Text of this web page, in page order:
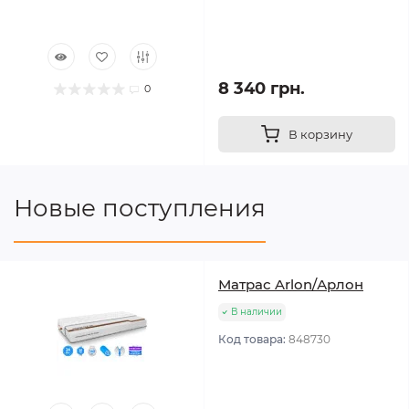
0 8 340 грн.
В корзину
Новые поступления
Матрас Arlon/Арлон
В наличии
Код товара: 848730